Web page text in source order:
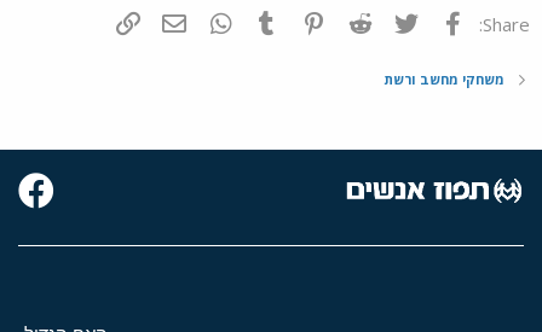
Share: פייסבוק Twitter
Reddit
Pinterest
Tumblr
WhatsAppדואר אלקטרוני
משחקי מחשב ורשת